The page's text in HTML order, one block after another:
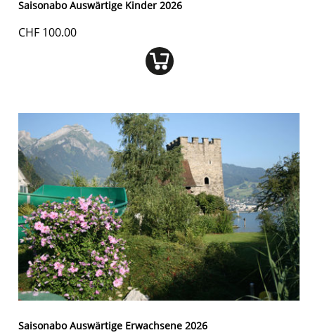
Saisonabo Auswärtige Kinder 2026
CHF 100.00
Saisonabo Auswärtige Erwachsene 2026